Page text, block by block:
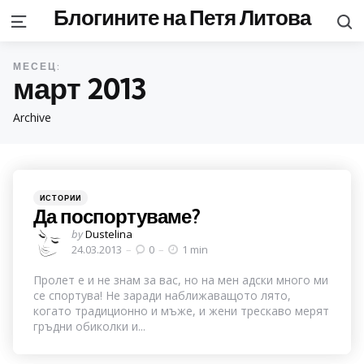
MenuБлогините на Петя Литова
Archive
МЕСЕЦ:
март 2013
Categories
Posted
ИСТОРИИ
Да поспортуваме?
Posted
by
byDustelina
24.03.2013
0 1 min
Пролет е и не знам за вас, но на мен адски много ми
се спортува! Не заради наближаващото лято,
когато традиционно и мъже, и жени трескаво мерят
гръдни обиколки и...